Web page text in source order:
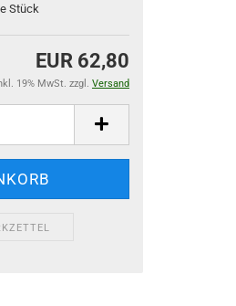
Stück
EUR 62,80
19% MwSt. zzgl. Versand